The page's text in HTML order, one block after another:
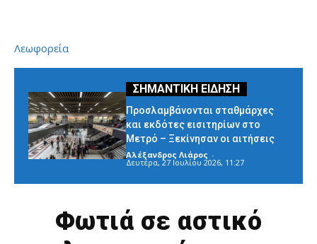
Λεωφορεία
Προσλαμβάνονται σταθμάρχες
και εκδότες εισιτηρίων στο
Μετρό – Ξεκίνησαν οι αιτήσεις
Αλέξανδρος Λιάρος -
Δευτέρα, 27 Ιουλίου 2026, 11:27
Φωτιά σε αστικό